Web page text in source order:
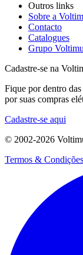
Outros links
Sobre a
Contacto
Catalogues
Grupo
Cadastre-se na
Fique por dentro
por suas compras
Cadastre-se aqui
© 2002-2026
Termos & Condições